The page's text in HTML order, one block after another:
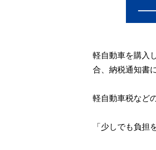
軽自動車を購入
合、納税通知書
軽自動車税など
「少しでも負